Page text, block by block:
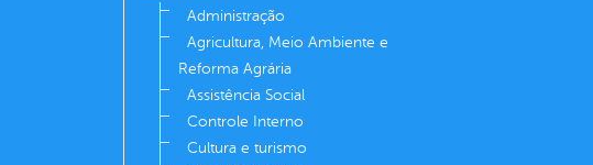
Administração
Agricultura, Meio Ambiente e
Reforma Agrária
Assistência Social
Controle Interno
Cultura e turismo